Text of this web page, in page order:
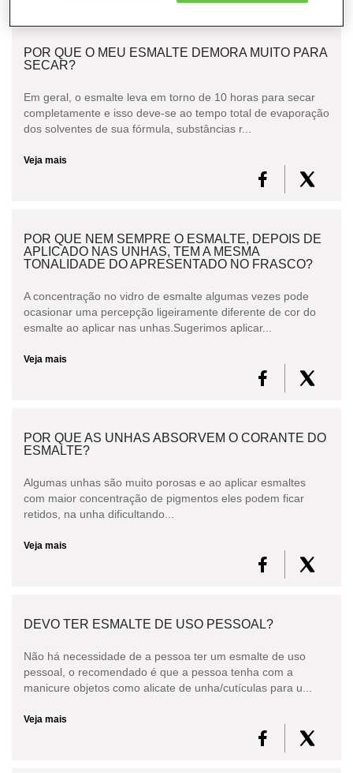
POR QUE O MEU ESMALTE DEMORA MUITO PARA
SECAR?
Em geral, o esmalte leva em torno de 10 horas para secar
completamente e isso deve-se ao tempo total de evaporação
dos solventes de sua fórmula, substâncias r...
Veja mais
POR QUE NEM SEMPRE O ESMALTE, DEPOIS DE
APLICADO NAS UNHAS, TEM A MESMA
TONALIDADE DO APRESENTADO NO FRASCO?
A concentração no vidro de esmalte algumas vezes pode
ocasionar uma percepção ligeiramente diferente de cor do
esmalte ao aplicar nas unhas.Sugerimos aplicar...
Veja mais
POR QUE AS UNHAS ABSORVEM O CORANTE DO
ESMALTE?
Algumas unhas são muito porosas e ao aplicar esmaltes
com maior concentração de pigmentos eles podem ficar
retidos, na unha dificultando...
Veja mais
DEVO TER ESMALTE DE USO PESSOAL?
Não há necessidade de a pessoa ter um esmalte de uso
pessoal, o recomendado é que a pessoa tenha com a
manicure objetos como alicate de unha/cutículas para u...
Veja mais